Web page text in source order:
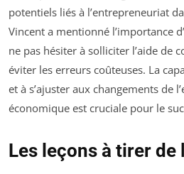
potentiels liés à l’entrepreneuriat
Vincent a mentionné l’importance
ne pas hésiter à solliciter l’aide de
éviter les erreurs coûteuses. La
et à s’ajuster aux changements de
économique est cruciale pour le
Les leçons à tirer de